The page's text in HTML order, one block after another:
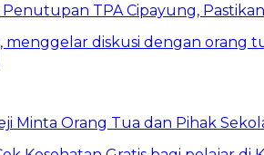
TPA Cipayung,
Minta Orang Tua dan Pihak